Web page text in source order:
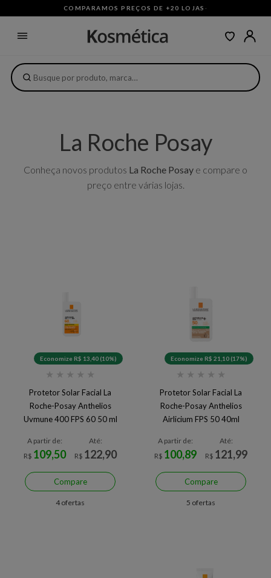
COMPARAMOS PREÇOS DE +20 LOJAS ·
La Roche Posay
Conheça novos produtos La Roche Posay e compare o
preço entre várias lojas.
Economize R$ 13,40 (10%)
★ ★ ★ ★ ★
Protetor Solar Facial La
Roche-Posay Anthelios
Uvmune 400 FPS 60 50 ml
A partir de:
R$ 109,50
Até:
R$ 122,90
Compare
4 ofertas
Economize R$ 21,10 (17%)
★ ★ ★ ★ ★
Protetor Solar Facial La
Roche-Posay Anthelios
Airlicium FPS 50 40ml
A partir de:
R$ 100,89
Até:
R$ 121,99
Compare
5 ofertas